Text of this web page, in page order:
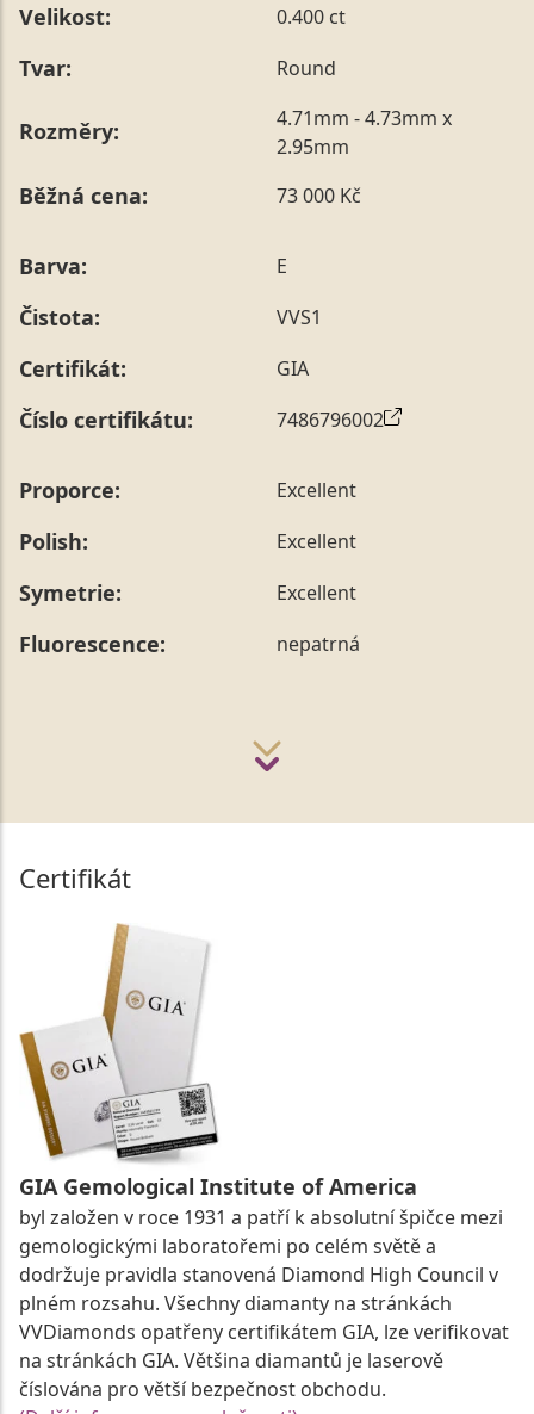
Velikost: 0.400 ct
Tvar: Round
Rozměry:
4.71mm - 4.73mm x
2.95mm
Běžná cena: 73 000 Kč
Barva: E
Čistota: VVS1
Certifikát: GIA
Číslo certifikátu: 7486796002
Proporce: Excellent
Polish: Excellent
Symetrie: Excellent
Fluorescence: nepatrná
Certifikát
GIA Gemological Institute of America
byl založen v roce 1931 a patří k absolutní špičce mezi
gemologickými laboratořemi po celém světě a
dodržuje pravidla stanovená Diamond High Council v
plném rozsahu. Všechny diamanty na stránkách
VVDiamonds opatřeny certifikátem GIA, lze verifikovat
na stránkách GIA. Většina diamantů je laserově
číslována pro větší bezpečnost obchodu.